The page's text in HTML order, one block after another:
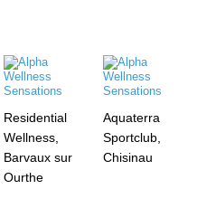
Residential
Wellness,
Barvaux sur
Ourthe
Aquaterra
Sportclub,
Chisinau